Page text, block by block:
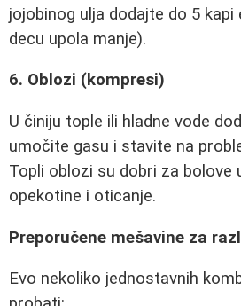
jojobinog ulja dodajte do 5 kapi
decu upola manje).
6. Oblozi (kompresi)
U činiju tople ili hladne vode
umočite gasu i stavite na
Topli oblozi su dobri za bolove
opekotine i oticanje.
Preporučene mešavine za
Evo nekoliko jednostavnih